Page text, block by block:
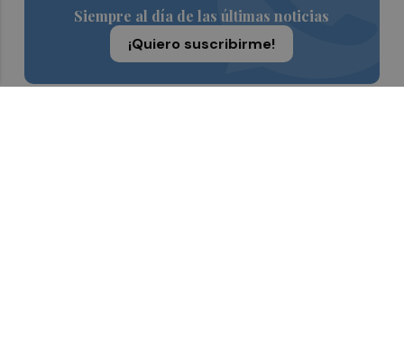
Siempre al día de las últimas noticias
¡Quiero suscribirme!